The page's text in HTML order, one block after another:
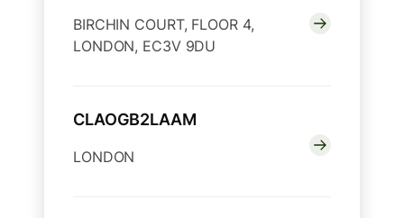
BIRCHIN COURT, FLOOR 4,
LONDON, EC3V 9DU
CLAOGB2LAAM
LONDON